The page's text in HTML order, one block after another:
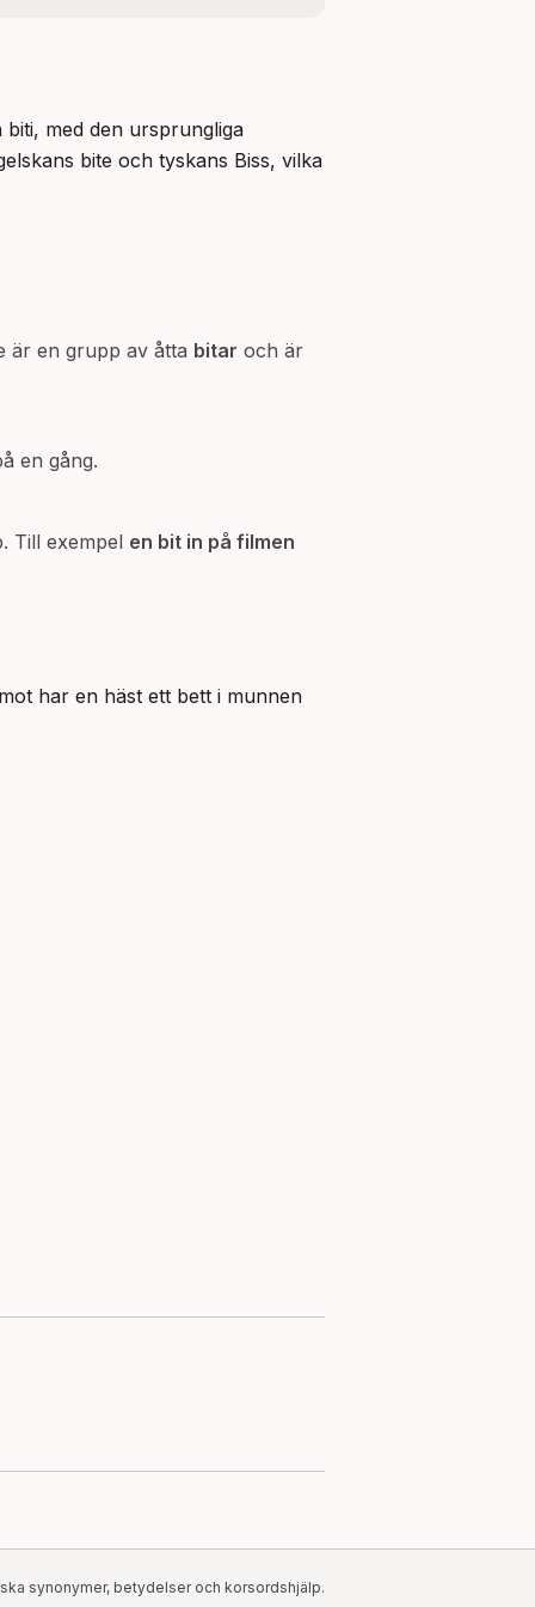
med den ursprungliga
bite och tyskans Biss, vilka
är en grupp av åtta bitar och är
en gång.
Till exempel en bit in på filmen
har en häst ett bett i munnen
synonymer, betydelser och korsordshjälp.